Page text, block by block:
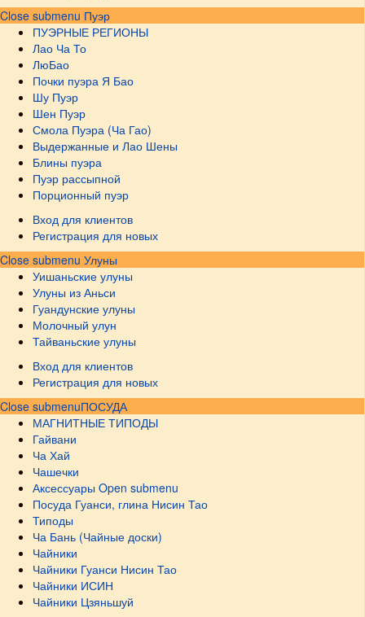
Close submenu Пуэр
ПУЭРНЫЕ РЕГИОНЫ
Лао Ча То
ЛюБао
Почки пуэра Я Бао
Шу Пуэр
Шен Пуэр
Смола Пуэра (Ча Гао)
Выдержанные и Лао Шены
Блины пуэра
Пуэр рассыпной
Порционный пуэр
Вход для клиентов
Регистрация для новых
Close submenu Улуны
Уишаньские улуны
Улуны из Аньси
Гуандунские улуны
Молочный улун
Тайваньские улуны
Вход для клиентов
Регистрация для новых
Close submenuПОСУДА
МАГНИТНЫЕ ТИПОДЫ
Гайвани
Ча Хай
Чашечки
Аксессуары Open submenu
Посуда Гуанси, глина Нисин Тао
Типоды
Ча Бань (Чайные доски)
Чайники
Чайники Гуанси Нисин Тао
Чайники ИСИН
Чайники Цзяньшуй